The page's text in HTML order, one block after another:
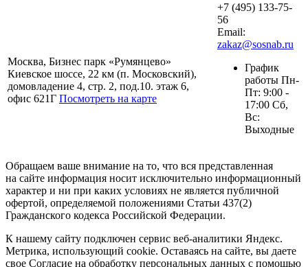
Москва, Бизнес парк «Румянцево»
Киевское шоссе, 22 км (п. Московский),
домовладение 4, стр. 2, под.10. этаж 6,
офис 621Г Посмотреть на карте
+7 (495) 133-75-
56
Email:
zakaz@sosnab.ru
График
работы Пн-
Пт: 9:00 -
17:00 Сб,
Вс:
Выходные
Обращаем ваше внимание на то, что вся представленная
на сайте информация носит исключительно информационный
характер и ни при каких условиях не является публичной
офертой, определяемой положениями Статьи 437(2)
Гражданского кодекса Российской Федерации.
К нашему сайту подключен сервис веб-аналитики Яндекс.
Метрика, использующий cookie. Оставаясь на сайте, вы даете
свое Согласие на обработку персональных данных с помощью